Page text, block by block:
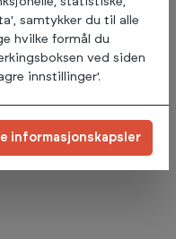
er designet for å
ramme med
for å gjøre øvelser
øvelser. Vektstangen er
tas i bruk ved å
Da kan du enkelt
i kontakt med bakken.
samtykker du til alle
hvilke formål du
ved siden
innstillinger'.
informasjonskapsler